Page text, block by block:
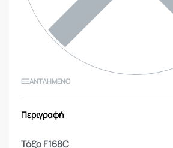
ΕΞΑΝΤΛΗΜΈΝΟ
Περιγραφή
Τόξο F168C